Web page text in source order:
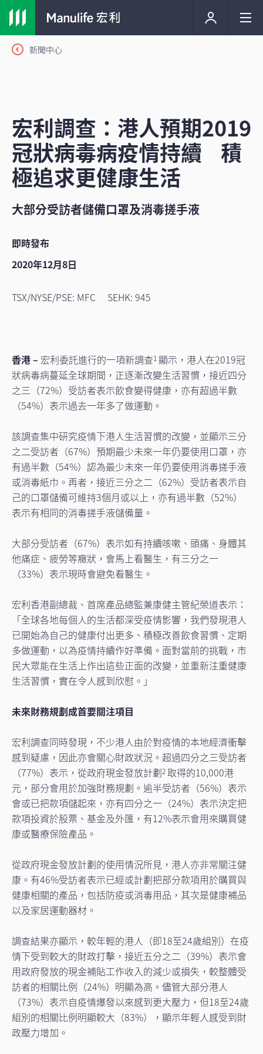
新聞中心
宏利調查：港人預期2019
冠狀病毒病疫情持續 積
極追求更健康生活
大部分受訪者儲備口罩及消毒搓手液
即時發布
2020年12月8日
TSX/NYSE/PSE: MFC SEHK: 945
香港 – 宏利委託進行的一項新調查1 顯示，港人在2019冠
狀病毒病蔓延全球期間，正逐漸改變生活習慣，接近四分
之三（72%）受訪者表示飲食變得健康，亦有超過半數
（54%）表示過去一年多了做運動。
該調查集中研究疫情下港人生活習慣的改變，並顯示三分
之二受訪者（67%）預期最少未來一年仍要使用口罩，亦
有過半數（54%）認為最少未來一年仍要使用消毒搓手液
或消毒紙巾。再者，接近三分之二（62%）受訪者表示自
己的口罩儲備可維持3個月或以上，亦有過半數（52%）
表示有相同的消毒搓手液儲備量。
大部分受訪者（67%）表示如有持續咳嗽、頭痛、身體其
他痛症、疲勞等癥狀，會馬上看醫生，有三分之一
（33%）表示現時會避免看醫生。
宏利香港副總裁、首席產品總監兼康健主管紀榮道表示：
「全球各地每個人的生活都深受疫情影響，我們發現港人
已開始為自己的健康付出更多、積極改善飲食習慣、定期
多做運動，以為疫情持續作好準備。面對當前的挑戰，市
民大眾能在生活上作出這些正面的改變，並重新注重健康
生活習慣，實在令人感到欣慰。」
未來財務規劃成首要關注項目
宏利調查同時發現，不少港人由於對疫情的本地經濟衝擊
感到疑慮，因此亦會關心財政狀況。超過四分之三受訪者
（77%）表示，從政府現金發放計劃2取得的10,000港
元，部分會用於加強財務規劃。逾半受訪者（56%）表示
會或已把款項儲起來，亦有四分之一（24%）表示決定把
款項投資於股票、基金及外匯，有12%表示會用來購買健
康或醫療保險產品。
從政府現金發放計劃的使用情況所見，港人亦非常關注健
康。有46%受訪者表示已經或計劃把部分款項用於購買與
健康相關的產品，包括防疫或消毒用品，其次是健康補品
以及家居運動器材。
調查結果亦顯示，較年輕的港人（即18至24歲組別）在疫
情下受到較大的財政打擊，接近五分之二（39%）表示會
用政府發放的現金補貼工作收入的減少或損失，較整體受
訪者的相關比例（24%）明顯為高。儘管大部分港人
（73%）表示自疫情爆發以來感到更大壓力，但18至24歲
組別的相關比例明顯較大（83%），顯示年輕人感受到財
政壓力增加。